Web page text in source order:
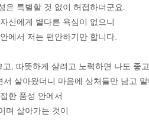
은 특별할 것 없이 허접하더군요.
신에게 별다른 욕심이 없으니
에서 저는 편안하기만 합니다.
고, 따뜻하게 살려고 노력하면 나도 좋
서 살아왔더니 마음에 상처들만 남고
한 품성 안에서
며 살아가는 것이